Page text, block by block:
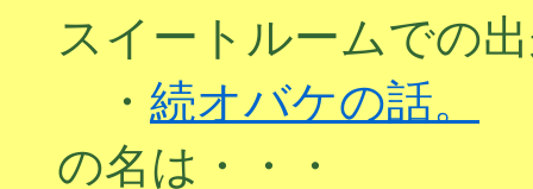
スイートルームでの
・ 続オバケの話。
の名は・・・